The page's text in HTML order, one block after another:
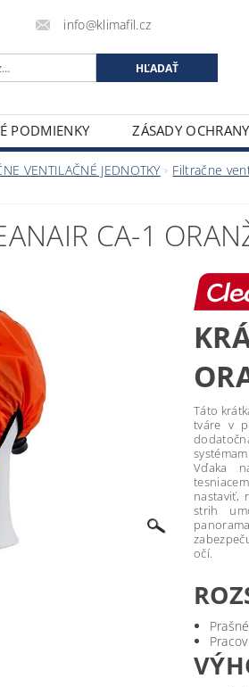
info@klimafil.cz
PODMIENKY
ZÁSADY
VENTILAČNÉ JEDNOTKY
Filtračne
CA-1
Táto
tváre v
Vďaka
nastaviť,
strih
očí.